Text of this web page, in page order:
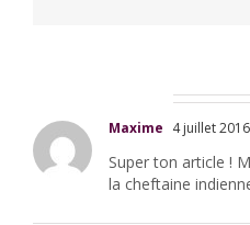
Maxime 4 juillet
Super ton article !
la cheftaine